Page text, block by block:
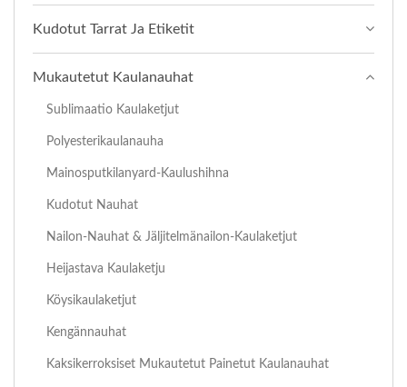
Kudotut Tarrat Ja Etiketit
Mukautetut Kaulanauhat
Sublimaatio Kaulaketjut
Polyesterikaulanauha
Mainosputkilanyard-Kaulushihna
Kudotut Nauhat
Nailon-Nauhat & Jäljitelmänailon-Kaulaketjut
Heijastava Kaulaketju
Köysikaulaketjut
Kengännauhat
Kaksikerroksiset Mukautetut Painetut Kaulanauhat